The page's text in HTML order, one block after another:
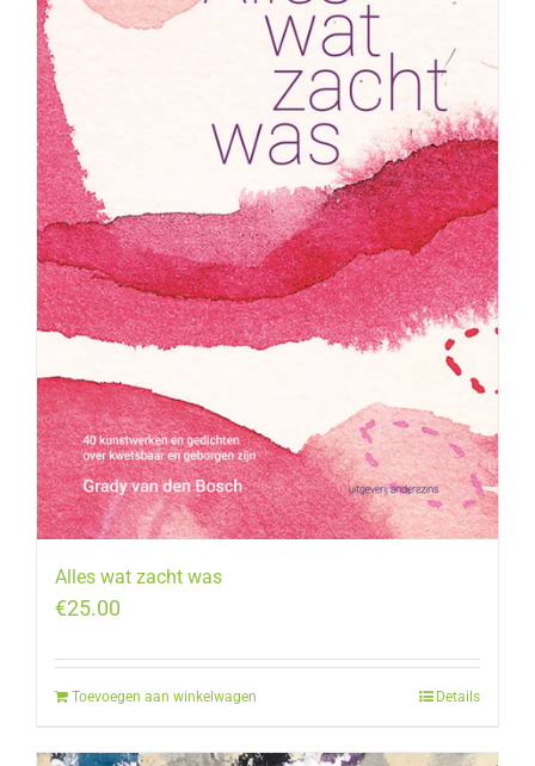
Alles wat zacht was
€25.00
Toevoegen aan winkelwagen Details